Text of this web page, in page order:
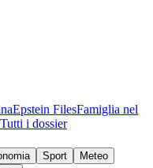
Epstein FilesFamiglia nel
Tutti i dossier
Sport
Meteo